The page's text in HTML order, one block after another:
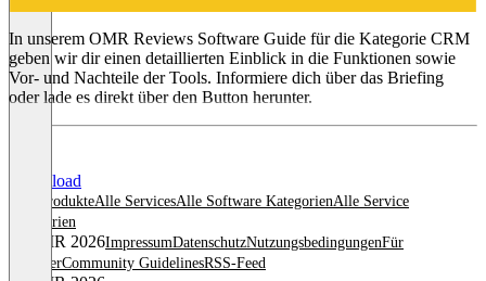
CRM
In unserem OMR Reviews Software Guide für die Kategorie CRM
geben wir dir einen detaillierten Einblick in die Funktionen sowie
Vor- und Nachteile der Tools. Informiere dich über das Briefing
oder lade es direkt über den Button herunter.
Download
Alle ProdukteAlle ServicesAlle Software KategorienAlle Service
Kategorien
© OMR 2026ImpressumDatenschutzNutzungsbedingungenFür
AnbieterCommunity GuidelinesRSS-Feed